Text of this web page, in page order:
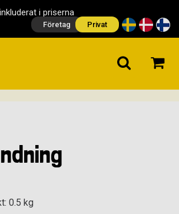
i priserna
Företag Privat
0.5 kg